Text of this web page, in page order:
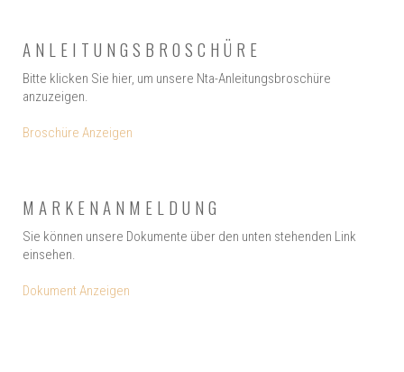
ANLEITUNGSBROSCHÜRE
Bitte klicken Sie hier, um unsere Nta-Anleitungsbroschüre
anzuzeigen.
Broschüre Anzeigen
MARKENANMELDUNG
Sie können unsere Dokumente über den unten stehenden Link
einsehen.
Dokument Anzeigen